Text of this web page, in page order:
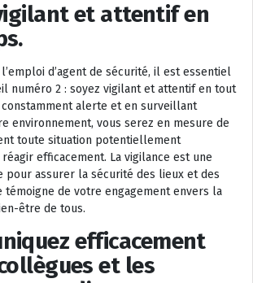
et attentif en
d’agent de sécurité, il est essentiel
numéro 2 : soyez vigilant et attentif en tout
alerte et en surveillant
environnement, vous serez en mesure de
toute situation potentiellement
réagir efficacement. La vigilance est une
pour assurer la sécurité des lieux et des
de votre engagement envers la
être de tous.
efficacement
et les